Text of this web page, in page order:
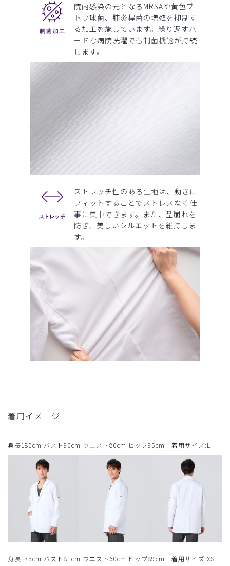
院内感染の元となるMRSAや黄色ブ
ドウ球菌、肺炎桿菌の増殖を抑制す
る加工を施しています。繰り返すハ
ードな病院洗濯でも制菌機能が持続
します。
ストレッチ性のある生地は、動きに
フィットすることでストレスなく仕
事に集中できます。また、型崩れを
防ぎ、美しいシルエットを維持しま
す。
着用イメージ
身長180cm バスト90cm ウエスト80cm ヒップ95cm 着用サイズ:L
身長173cm バスト81cm ウエスト60cm ヒップ89cm 着用サイズ:XS